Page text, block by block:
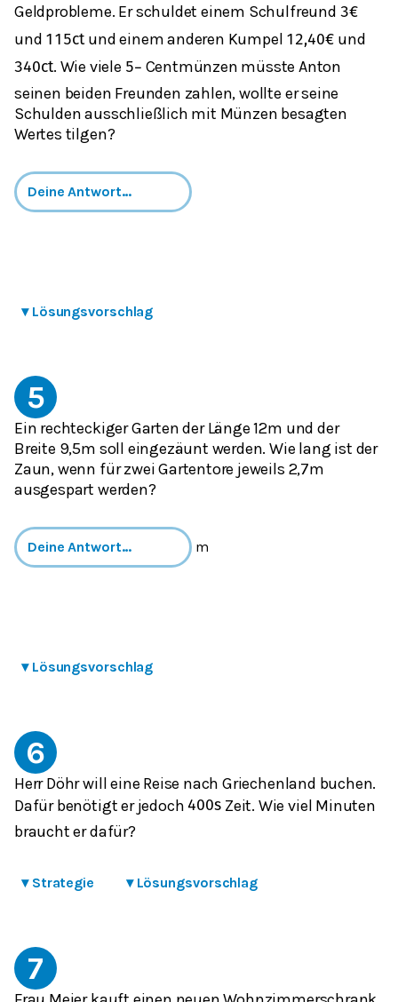
Geldprobleme. Er schuldet einem Schulfreund 3€
und 115ctund einem anderen Kumpel 12,40€ und
340ct. Wie viele 5− Centmünzen müsste Anton
seinen beiden Freunden zahlen, wollte er seine
Schulden ausschließlich mit Münzen besagten
Wertes tilgen?
▾ Lösungsvorschlag
5
Ein rechteckiger Garten der Länge 12m und der
Breite 9,5m soll eingezäunt werden. Wie lang ist der
Zaun, wenn für zwei Gartentore jeweils 2,7m
ausgespart werden?
m
▾ Lösungsvorschlag
6
Herr Döhr will eine Reise nach Griechenland buchen.
Dafür benötigt er jedoch400s Zeit. Wie viel Minuten
braucht er dafür?
▾ Strategie ▾ Lösungsvorschlag
7